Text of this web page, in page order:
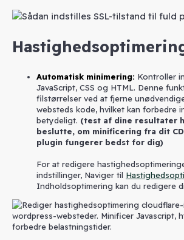
Automatisk minimering: Kontroller
JavaScript, CSS og HTML. Denne
filstørrelser ved at fjerne
websteds kode, hvilket kan forbedre
betydeligt. (test af dine resultater
beslutte, om minificering fra dit
plugin fungerer bedst for dig)
For at redigere
indstillinger, Naviger til
Indholdsoptimering kan du redigere